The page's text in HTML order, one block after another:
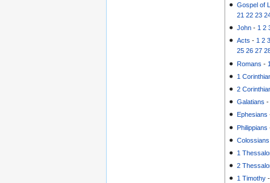
Gospel of
21 22 23
John - 1 2
Acts - 1 2
25 26 27
Romans -
1
2
Galatians
Ephesians
Philippians
Colossians
1
2
1 Timothy